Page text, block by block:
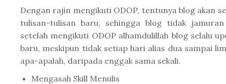
Dengan rajin mengikuti ODOP, tentunya blog akan
tulisan-tulisan baru, sehingga blog tidak
setelah mengikuti ODOP alhamdulillah blog selalu
baru, meskipun tidak setiap hari alias dua sampai
apa-apalah, daripada enggak sama sekali.
Mengasah Skill Menulis